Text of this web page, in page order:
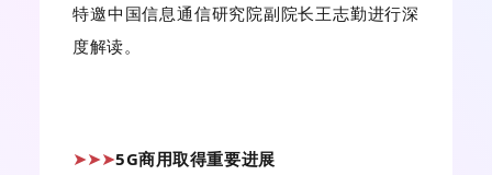
特邀中国信息通信研究院副院长王志勤进行深
度解读。
➤➤➤5G商用取得重要进展